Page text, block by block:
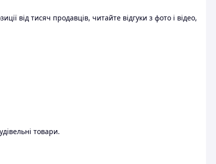
від тисяч продавців, читайте відгуки з фото і відео,
товари.